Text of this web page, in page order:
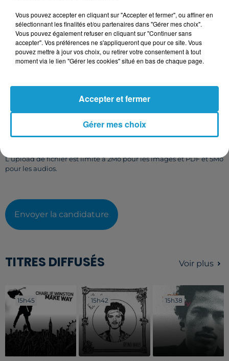
Taille maximum : 500 caractères
Votre CV
L'upload de fichier est limité à 2Mo pour les images et PDF et 5Mo
Votre lettre de motivation
L'upload de fichier est limité à 2Mo pour les images et PDF et 5Mo
pour les audios.
Envoyer la candidature
TITRES DIFFUSÉS Voir plus
15h45
15h45 15h42
15h42 15h38
15h38
Vous pouvez accepter en cliquant sur "Accepter et fermer", ou affiner en
sélectionnant les finalités et/ou partenaires dans "Gérer mes choix".
Vous pouvez également refuser en cliquant sur "Continuer sans
accepter". Vos préférences ne s'appliqueront que pour ce site. Vous
pouvez mettre à jour vos choix, ou retirer votre consentement à tout
moment via le lien "Gérer les cookies" situé en bas de chaque page.
Gérer mes choix
Accepter et fermer